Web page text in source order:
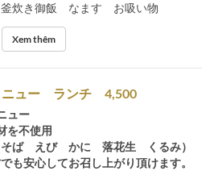
釜炊き御飯 なます お吸い物
Xem thêm
ニュー ランチ 4,500
ュー
を不使用
ば えび かに 落花生 くるみ）
も安心してお召し上がり頂けます。